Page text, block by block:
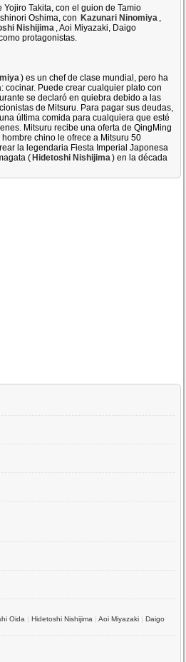
Takita, con el guion de Tamio
Oshima, con Kazunari Ninomiya ,
Nishijima , Aoi Miyazaki, Daigo
protagonistas.
) es un chef de clase mundial, pero ha
cocinar. Puede crear cualquier plato con
se declaró en quiebra debido a las
de Mitsuru. Para pagar sus deudas,
última comida para cualquiera que esté
Mitsuru recibe una oferta de QingMing
hombre chino le ofrece a Mitsuru 50
la legendaria Fiesta Imperial Japonesa
(Hidetoshi Nishijima) en la década
Oida |Hidetoshi Nishijima |Aoi Miyazaki |Daigo